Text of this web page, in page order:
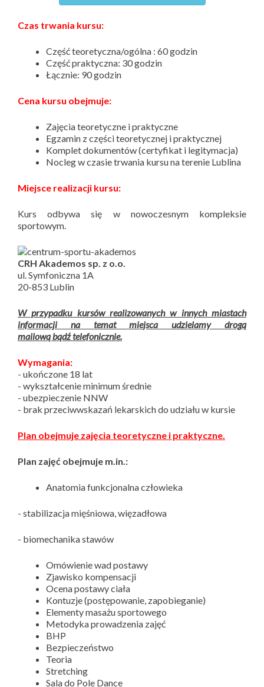
Czas trwania kursu:
Część teoretyczna/ogólna : 60 godzin
Część praktyczna: 30 godzin
Łącznie: 90 godzin
Cena kursu obejmuje:
Zajęcia teoretyczne i praktyczne
Egzamin z części teoretycznej i praktycznej
Komplet dokumentów (certyfikat i legitymacja)
Nocleg w czasie trwania kursu na terenie Lublina
Miejsce realizacji kursu:
Kurs odbywa się w nowoczesnym kompleksie
sportowym.
CRH Akademos sp. z o.o.
ul. Symfoniczna 1A
20-853 Lublin
W przypadku kursów realizowanych w innych miastach
informacji na temat miejsca udzielamy drogą
mailową bądź telefonicznie.
Wymagania:
- ukończone 18 lat
- wykształcenie minimum średnie
- ubezpieczenie NNW
- brak przeciwwskazań lekarskich do udziału w kursie
Plan obejmuje zajęcia teoretyczne i praktyczne.
Plan zajęć obejmuje m.in.:
Anatomia funkcjonalna człowieka
- stabilizacja mięśniowa, więzadłowa
- biomechanika stawów
Omówienie wad postawy
Zjawisko kompensacji
Ocena postawy ciała
Kontuzje (postępowanie, zapobieganie)
Elementy masażu sportowego
Metodyka prowadzenia zajęć
BHP
Bezpieczeństwo
Teoria
Stretching
Sala do Pole Dance